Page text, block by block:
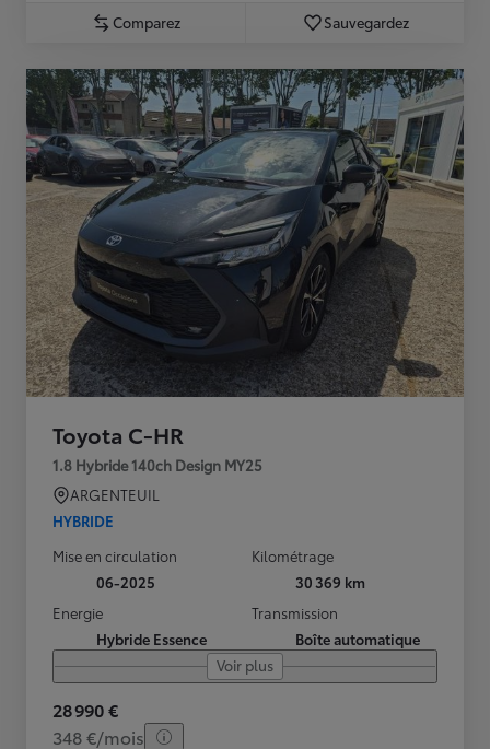
Comparez Sauvegardez
Toyota C-HR
1.8 Hybride 140ch Design MY25
ARGENTEUIL
HYBRIDE
Mise en circulation
06-2025
Kilométrage
30 369 km
Energie
Hybride Essence
Transmission
Boîte automatique
Voir plus
28 990 €
348 €/mois